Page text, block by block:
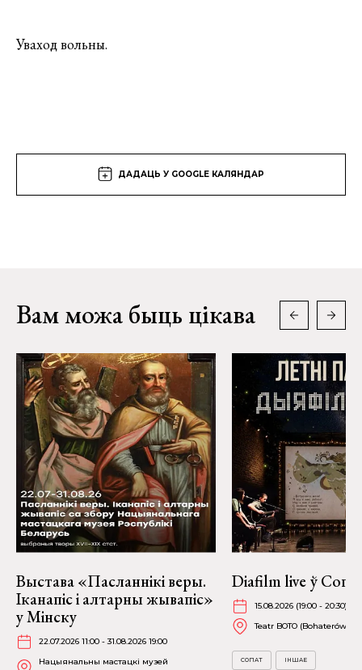
Уваход вольны.
ДАДАЦЬ У GOOGLE КАЛЯНДАР
Вам можа быць цікава
Выстава «Пасланнікі веры.
Іканапіс і алтарны жывапіс»
у Мінску
22.07.2026 11:00 - 31.08.2026 19:00
Нацыянальны мастацкі музей
Diafilm live ў
15.08.2026 (19:00 - 20:30)
Teatr BOTO (Bohaterów
СОПАТ ІНШАЕ